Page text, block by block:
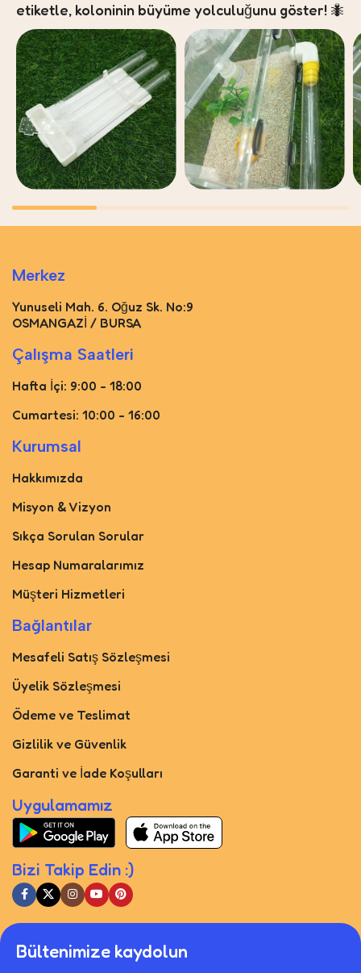
etiketle, koloninin büyüme yolculuğunu göster! 🐜
Merkez
Yunuseli Mah. 6. Oğuz Sk. No:9
OSMANGAZİ / BURSA
Çalışma Saatleri
Hafta İçi: 9:00 - 18:00
Cumartesi: 10:00 - 16:00
Kurumsal
Hakkımızda
Misyon & Vizyon
Sıkça Sorulan Sorular
Hesap Numaralarımız
Müşteri Hizmetleri
Bağlantılar
Mesafeli Satış Sözleşmesi
Üyelik Sözleşmesi
Ödeme ve Teslimat
Gizlilik ve Güvenlik
Garanti ve İade Koşulları
Uygulamamız
Bizi Takip Edin :)
Bültenimize kaydolun